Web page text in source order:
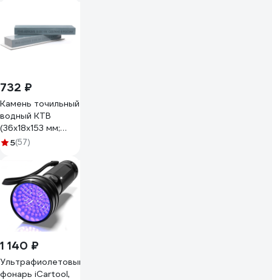
732 ₽
Камень точильный
водный КТВ
(36х18х153 мм;
B600; VM) ИНФ-
5(57)
1 140 ₽
Ультрафиолетовый
фонарь iCartool,